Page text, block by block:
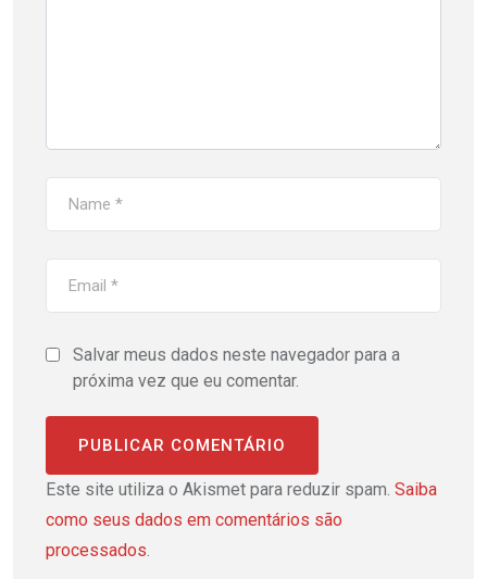
Salvar meus dados neste navegador para a
próxima vez que eu comentar.
Este site utiliza o Akismet para reduzir spam. Saiba
como seus dados em comentários são
processados.